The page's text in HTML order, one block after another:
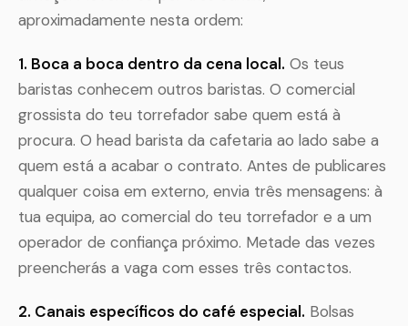
aproximadamente nesta ordem:
1. Boca a boca dentro da cena local. Os teus
baristas conhecem outros baristas. O comercial
grossista do teu torrefador sabe quem está à
procura. O head barista da cafetaria ao lado sabe a
quem está a acabar o contrato. Antes de publicares
qualquer coisa em externo, envia três mensagens: à
tua equipa, ao comercial do teu torrefador e a um
operador de confiança próximo. Metade das vezes
preencherás a vaga com esses três contactos.
2. Canais específicos do café especial. Bolsas